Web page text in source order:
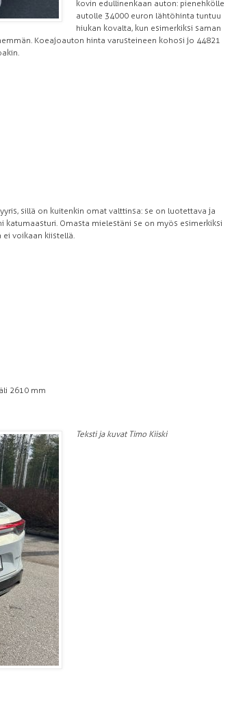
kovin edullinenkaan auton: pienehkölle
autolle 34 000 euron lähtöhinta tuntuu
hiukan kovalta, kun esimerkiksi saman
Koeajoauton hinta varusteineen kohosi jo 44 821
sillä on kuitenkin omat valttinsa: se on luotettava ja
Omasta mielestäni se on myös esimerkiksi
voikaan kiistellä.
2610 mm
Teksti ja kuvat Timo Kiiski